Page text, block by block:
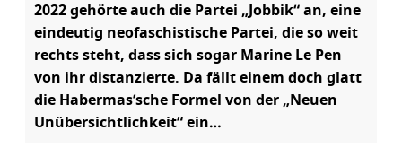
2022 gehörte auch die Partei „Jobbik“ an, eine
eindeutig neofaschistische Partei, die so weit
rechts steht, dass sich sogar Marine Le Pen
von ihr distanzierte. Da fällt einem doch glatt
die Habermas’sche Formel von der „Neuen
Unübersichtlichkeit“ ein…